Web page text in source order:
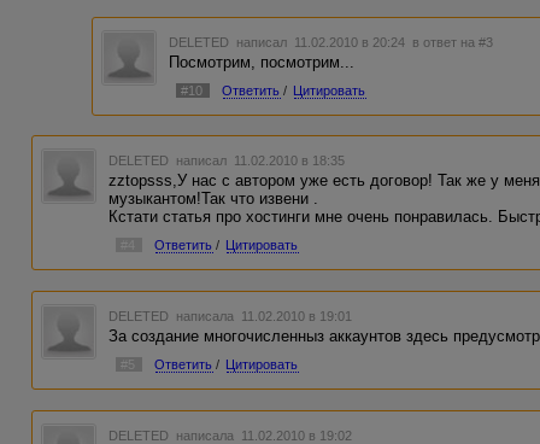
DELETED написал 11.02.2010 в 20:24 в ответ на #3
Посмотрим, посмотрим...
#10 Ответить / Цитировать
DELETED написал 11.02.2010 в 18:35
zztopsss,У нас с автором уже есть договор! Так же у
музыкантом!Так что извени .
Кстати статья про хостинги мне очень понравилась.
Ответить / Цитировать
DELETED написала 11.02.2010 в 19:01
За создание многочисленныз аккаунтов здесь
#5 Ответить / Цитировать
DELETED написала 11.02.2010 в 19:02